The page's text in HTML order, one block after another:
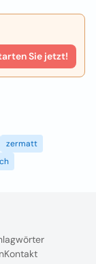
Sie jetzt!
zermatt
Kontakt